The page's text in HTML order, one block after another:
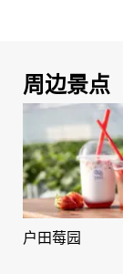
周边景点
户田莓园